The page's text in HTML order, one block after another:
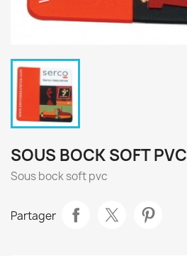
SOUS BOCK SOFT PVC
Sous bock soft pvc
Partager